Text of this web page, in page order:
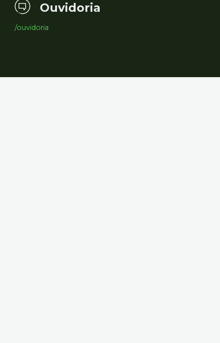
Ouvidoria
/ouvidoria